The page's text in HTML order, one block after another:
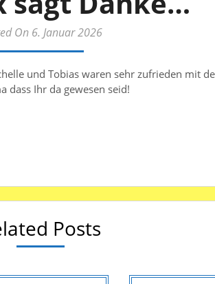
On 6. Januar 2026
und Tobias waren sehr zufrieden mit
dass Ihr da gewesen seid!
Posts